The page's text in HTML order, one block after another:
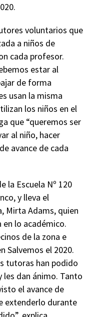
voluntarios que
a niños de
cada profesor.
estar al
de forma
usan la misma
los niños en el
que “queremos ser
al niño, hacer
avance de cada
la Escuela Nº 120
y lleva el
Mirta Adams, quien
en lo académico.
de la zona e
Salvemos el 2020.
tutoras han podido
dan ánimo. Tanto
el avance de
extenderlo durante